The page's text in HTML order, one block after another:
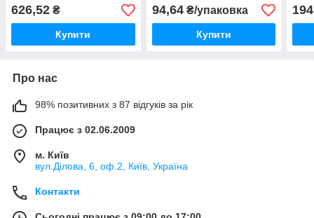
626,52 ₴
Купити
94,64₴/упаковка
Купити
Про нас
98% позитивних з 87 відгуків за рік
Працює з 02.06.2009
м. Київ
вул.Ділова, 6, оф.2, Київ, Україна
Контакти